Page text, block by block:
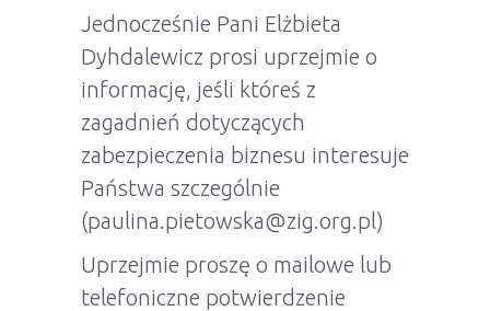
Jednocześnie Pani Elżbieta
Dyhdalewicz prosi uprzejmie o
informację, jeśli któreś z
zagadnień dotyczących
zabezpieczenia biznesu interesuje
Państwa szczególnie
(paulina.pietowska@zig.org.pl)
Uprzejmie proszę o mailowe lub
telefoniczne potwierdzenie